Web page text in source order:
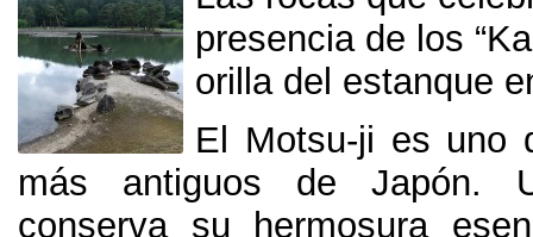
presencia de los “
orilla del estanque
El Motsu-ji es uno
más antiguos de Japón.
conserva su hermosura